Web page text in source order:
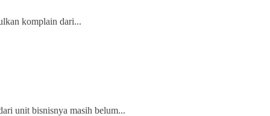
komplain dari...
unit bisnisnya masih belum...